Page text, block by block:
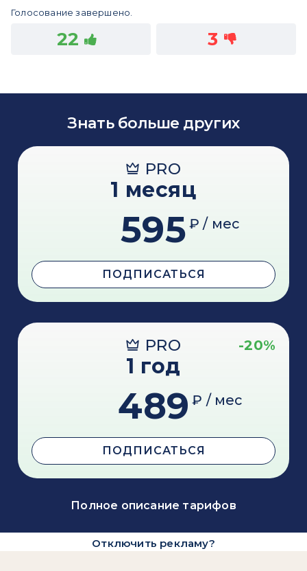
Голосование завершено.
22 3
Знать больше других
PRO
1 месяц
595 ₽ / мес
ПОДПИСАТЬСЯ
PRO -20%
1 год
489 ₽ / мес
ПОДПИСАТЬСЯ
Полное описание тарифов
Отключить рекламу?